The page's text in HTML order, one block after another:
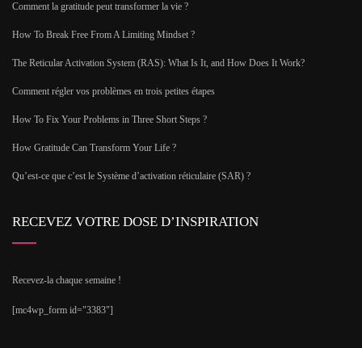
Comment la gratitude peut transformer la vie ?
How To Break Free From A Limiting Mindset ?
The Reticular Activation System (RAS): What Is It, and How Does It Work?
Comment régler vos problèmes en trois petites étapes
How To Fix Your Problems in Three Short Steps ?
How Gratitude Can Transform Your Life ?
Qu’est-ce que c’est le Système d’activation réticulaire (SAR) ?
RECEVEZ VOTRE DOSE D’INSPIRATION
Recevez-la chaque semaine !
[mc4wp_form id="3383"]